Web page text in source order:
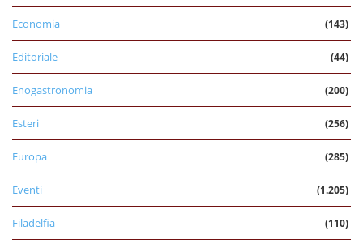
Economia (143)
Editoriale (44)
Enogastronomia (200)
Esteri (256)
Europa (285)
Eventi (1.205)
Filadelfia (110)